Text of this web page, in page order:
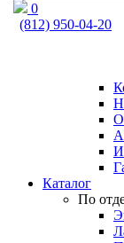
0
(812) 950-04-20
rosbronya-
Каталог
По